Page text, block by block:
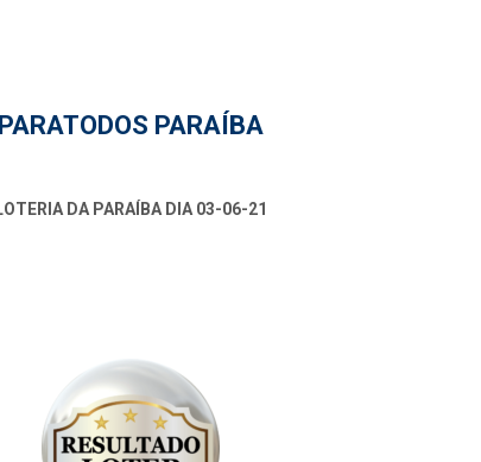
PARATODOS PARAÍBA
DA PARAÍBA DIA 03-06-21